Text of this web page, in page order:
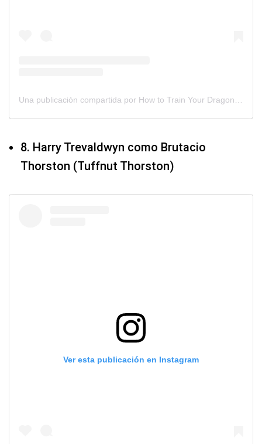
8. Harry Trevaldwyn como Brutacio
Thorston (Tuffnut Thorston)
Ver esta publicación en Instagram